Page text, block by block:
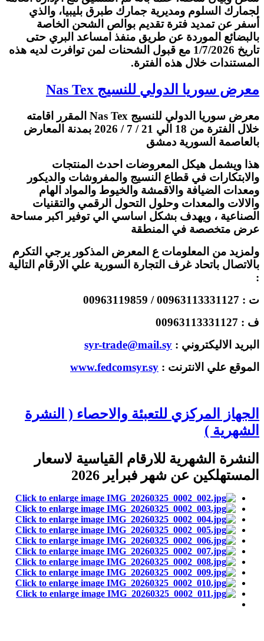
لجمارك السلوم ومديرية جمارك طبرق بليبيا، والذي
أسفر عن تمديد فترة تقديم بوالص الشحن الخاصة
بالبضائع الموردة عن طريق منفذ امساعد البري حتى
تاريخ 1/7/2026 مع قبول الشحنات لمن توافرت لديه هذه
المستندات خلال هذه الفترة.
معرض سوريا الدولي للنسيج Nas Tex
معرض سوريا الدولي للنسيج Nas Tex المقرر اقامته
خلال الفترة من 18 الي 21 / 7 / 2026 بمدنة المعارض
بالعاصمة السورية دمشق
هذا ويشمل هيكل المعروضات احدث المنتجات
والابتكارات في قطاع النسيج والمفروشات والديكور
ومعدات الضيافة والاقمشة والخيوط والمواد الهام
والالات والمعدات وحلول التحول الرقمي والتقنيات
الصناعية ، ويهدف بشكل اساسي الي توفير اكبر مساحة
عرض متخصصة في المنطقة
ولمزيد من المعلومات ع المعرض المذكور يرجي التكرم
بالاتصال باتحاد غرف التجارة السورية علي الارقام التالية
:
ت : 00963113331127 / 00963119859
ف : 00963113331127
البريد الاليكتروني : syr-trade@mail.sy
الموقع علي الانترنت : www.fedcomsyr.sy
الجهاز المركزي للتعبئة والاحصاء ( النشرة
الشهرية )
النشرة الشهرية للارقام القياسية لاسعار
المستهلكين عن شهر فبراير 2026